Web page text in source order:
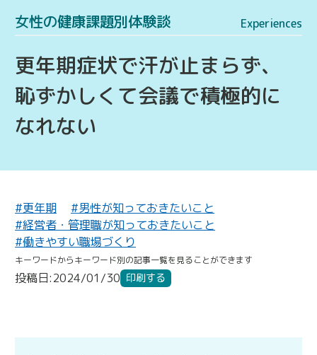
女性の健康課題別体験談 Experiences
更年期症状で汗が止まらず、
恥ずかしくて会議で積極的に
なれない
#更年期
#男性が知っておきたいこと
#経営者・管理職が知っておきたいこと
#働きやすい職場づくり
キーワードからキーワード別の記事一覧を見ることができます
投稿日:2024/01/30 印刷する